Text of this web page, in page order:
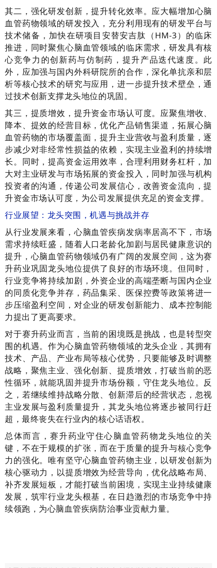
其二，强化研发创新，提升转化效率。应大幅增加心脑
血管药物领域的研发投入，充分利用现有的研发平台与
技术储备，加快在研项目安替安吉肽（HM-3）的临床
推进，同时聚焦心脑血管领域的临床需求，研发具有核
心竞争力的创新药与仿制药，提升产品迭代速度。此
外，应加强与国内外科研院所的合作，深化单抗亲和层
析等核心技术的研究与应用，进一步提升技术壁垒，通
过技术创新支撑龙头地位的巩固。
其三，提质增效，提升资金市场认可度。应聚焦增收、
降本、提效的经营目标，优化产品销售渠道，拓展心脑
血管药物的市场覆盖面，提升主业营收与盈利质量，逐
步减少对非经常性损益的依赖，实现主业盈利的持续增
长。同时，提高资金运用效率，合理利用财务杠杆，加
大对主业研发与市场拓展的资金投入，同时加强与机构
投资者的沟通，传递公司发展信心，改善资金流向，提
升资金市场认可度，为公司发展提供充足的资金支撑。
行业展望：龙头突围，机遇与挑战并存
从行业发展来看，心脑血管疾病发病率居高不下，市场
需求持续旺盛，随着人口老龄化加剧与居民健康意识的
提升，心脑血管药物领域仍有广阔的发展空间，这为赛
升药业巩固龙头地位提供了良好的市场环境。但同时，
行业竞争将持续加剧，外资企业的高端垄断与国内企业
的同质化竞争并存，药品集采、医保控费等政策将进一
步压缩盈利空间，对企业的研发创新能力、成本控制能
力提出了更高要求。
对于赛升药业而言，当前的困境既是挑战，也是转型突
围的机遇。作为心脑血管药物领域的龙头企业，其拥有
技术、产品、产业布局等核心优势，只要能够及时调整
战略，聚焦主业、强化创新、提质增效，打破当前的恶
性循环，就能巩固并提升市场份额，守住龙头地位。反
之，若继续维持战略分散、创新滞后的经营状态，忽视
主业发展与盈利质量提升，其龙头地位将逐步被同行赶
超，最终丧失在行业内的核心话语权。
总体而言，赛升药业守住心脑血管药物龙头地位的关
键，不在于规模的扩张，而在于质量的提升与核心竞争
力的强化。唯有坚守心脑血管药物主业，以研发创新为
核心驱动力，以提质增效为经营导向，优化战略布局、
补齐发展短板，才能打破当前困境，实现主业持续健康
发展，筑牢行业龙头根基，在日趋激烈的市场竞争中持
续领跑，为心脑血管疾病防治事业贡献力量。